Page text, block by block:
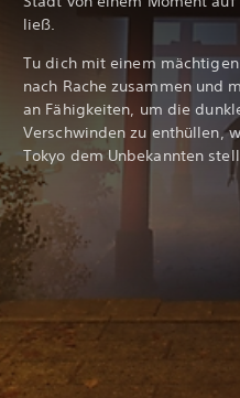
ließ.
Tu dich mit einem
nach Rache zusammen und
an Fähigkeiten, um die
Verschwinden zu enthüllen,
Tokyo dem Unbekannten